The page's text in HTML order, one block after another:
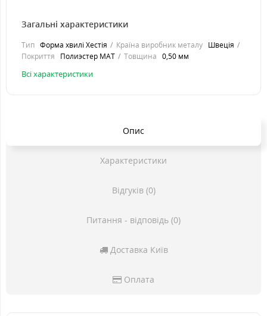
Загальні характеристики
Тип Форма хвилі Хестія Країна виробник металу Швеція
Покриття
Полиэстер MAT Товщина 0,50 мм
Всі характеристики
Опис
Характеристики
Відгуків (0)
Питання - відповідь (0)
Доставка Київ
Оплата